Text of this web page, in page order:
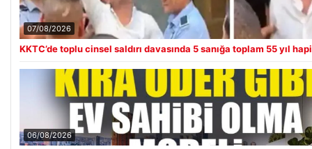
07/08/2026
KKTC’de toplu cinsel saldırı davasında 5 sanığa toplam 55 yıl
06/08/2026